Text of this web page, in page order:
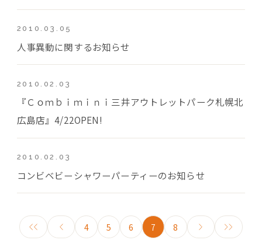
2010.03.05
人事異動に関するお知らせ
2010.02.03
『Ｃｏｍｂｉｍｉｎｉ三井アウトレットパーク札幌北
広島店』4/22OPEN!
2010.02.03
コンビベビーシャワーパーティーのお知らせ
4 5 6 7 8